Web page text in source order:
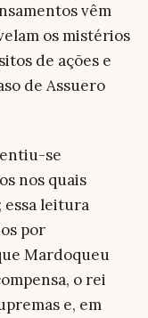
vêm
os mistérios
de ações e
de Assuero
se
nos quais
essa leitura
por
Mardoqueu
o rei
e, em